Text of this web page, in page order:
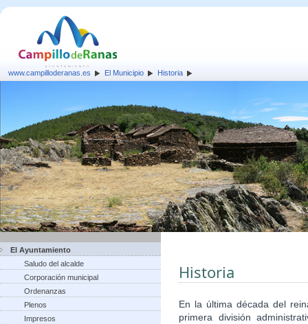
www.campilloderanas.es El Municipio Historia
El Ayuntamiento
Saludo del alcalde
Corporación municipal
Ordenanzas
Plenos
Impresos
Historia
En la última década del
primera división